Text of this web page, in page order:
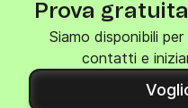
Prova
Siamo disponibili
contatti e